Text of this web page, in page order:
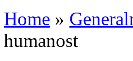
Home »
humanost